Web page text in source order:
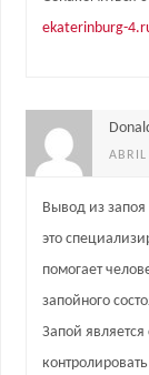
ekaterinburg-
Вывод из
это
помогает
запойного
Запой